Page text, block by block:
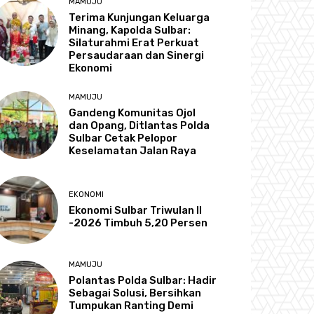
Terima Kunjungan Keluarga
Minang, Kapolda Sulbar:
Silaturahmi Erat Perkuat
Persaudaraan dan Sinergi
Ekonomi
MAMUJU
Gandeng Komunitas Ojol
dan Opang, Ditlantas Polda
Sulbar Cetak Pelopor
Keselamatan Jalan Raya
EKONOMI
Ekonomi Sulbar Triwulan II
-2026 Timbuh 5,20 Persen
MAMUJU
Polantas Polda Sulbar: Hadir
Sebagai Solusi, Bersihkan
Tumpukan Ranting Demi